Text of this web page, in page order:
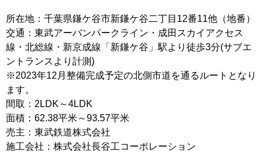
所在地：千葉県鎌ケ谷市新鎌ケ谷二丁目12番11他（地番）
交通：東武アーバンパークライン・成田スカイアクセス
線・北総線・新京成線「新鎌ケ谷」駅より徒歩3分(サブエ
ントランスより計測)
※2023年12月整備完成予定の北側市道を通るルートとなり
ます。
間取：2LDK～4LDK
面積：62.38平米～93.57平米
売主：東武鉄道株式会社
施工会社：株式会社長谷工コーポレーション